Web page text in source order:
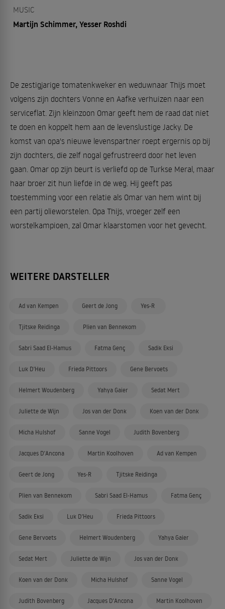
MUSIC
Martijn Schimmer, Yesser Roshdi
De zestigjarige tomatenkweker en weduwnaar Thijs moet
volgens zijn dochters Vonne en Aafke verhuizen naar een
serviceflat. Zijn kleinzoon Omar geeft hem de raad dat niet
te doen en koppelt hem aan de levenslustige Jacky. De
komst van opa's nieuwe levenspartner roept ergernis op bij
zijn dochters, die zelf nogal gefrustreerd door het leven
gaan. Omar op zijn beurt is verliefd op de Turkse Meral, maar
haar broer zit hun liefde in de weg. Hij geeft pas
toestemming voor een relatie als Omar van hem wint bij
een partij olieworstelen. Opa Thijs, vroeger zelf een
worstelkampioen, zal Omar klaarstomen voor het gevecht.
WEITERE DARSTELLER
Ad van Kempen Geert de Jong Yes-R
Tjitske Reidinga Plien van Bennekom
Sabri Saad El-Hamus Fatma Genç Sadik Eksi
Luk D'Heu Frieda Pittoors Gene Bervoets
Helmert Woudenberg Yahya Gaier Sedat Mert
Juliette de Wijn Jos van der Donk Koen van der Donk
Micha Hulshof Sanne Vogel Judith Bovenberg
Jacques D'Ancona Martin Koolhoven Ad van Kempen
Geert de Jong Yes-R Tjitske Reidinga
Plien van Bennekom Sabri Saad El-Hamus Fatma Genç
Sadik Eksi Luk D'Heu Frieda Pittoors
Gene Bervoets Helmert Woudenberg Yahya Gaier
Sedat Mert Juliette de Wijn Jos van der Donk
Koen van der Donk Micha Hulshof Sanne Vogel
Judith Bovenberg Jacques D'Ancona Martin Koolhoven